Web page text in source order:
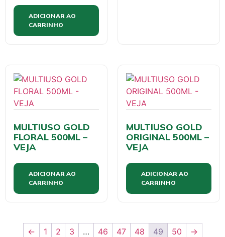
ADICIONAR AO
CARRINHO
MULTIUSO GOLD
FLORAL 500ML –
VEJA
ADICIONAR AO
CARRINHO
MULTIUSO GOLD
ORIGINAL 500ML –
VEJA
ADICIONAR AO
CARRINHO
← 1 2 3 … 46 47 48 49 50 →